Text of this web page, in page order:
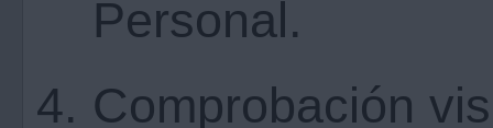
Personal.
Comprobación